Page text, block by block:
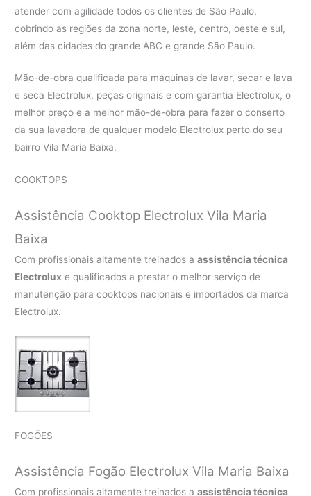
atender com agilidade todos os clientes de São Paulo,
cobrindo as regiões da zona norte, leste, centro, oeste e sul,
além das cidades do grande ABC e grande São Paulo.
Mão-de-obra qualificada para máquinas de lavar, secar e lava
e seca Electrolux, peças originais e com garantia Electrolux, o
melhor preço e a melhor mão-de-obra para fazer o conserto
da sua lavadora de qualquer modelo Electrolux perto do seu
bairro Vila Maria Baixa.
COOKTOPS
Assistência Cooktop Electrolux Vila Maria
Baixa
Com profissionais altamente treinados aassistência técnica
Electrolux e qualificados a prestar o melhor serviço de
manutenção para cooktops nacionais e importados da marca
Electrolux.
FOGÕES
Assistência Fogão Electrolux Vila Maria Baixa
Com profissionais altamente treinados aassistência técnica